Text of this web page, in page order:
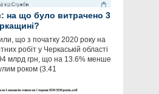
на що було витрачено 3
що з початку 2020 року на
робіт у Черкаській області
млрд грн, що на 13.6% менше
роком (3.41